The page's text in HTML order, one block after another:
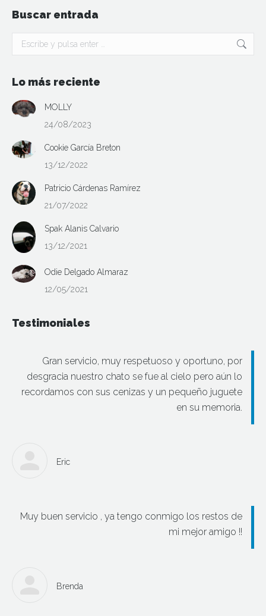
Buscar entrada
Buscar:
Lo más reciente
MOLLY
24/08/2023
Cookie García Breton
13/12/2022
Patricio Cárdenas Ramírez
21/07/2022
Spak Alanis Calvario
13/12/2021
Odie Delgado Almaraz
12/05/2021
Testimoniales
Gran servicio, muy respetuoso y oportuno, por
desgracia nuestro chato se fue al cielo pero aún lo
recordamos con sus cenizas y un pequeño juguete
en su memoria.
Eric
Muy buen servicio , ya tengo conmigo los restos de
mi mejor amigo !!
Brenda